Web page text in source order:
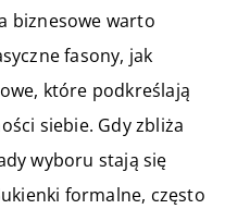
biznesowe warto
fasony, jak
które podkreślają
siebie. Gdy zbliża
wyboru stają się
formalne, często